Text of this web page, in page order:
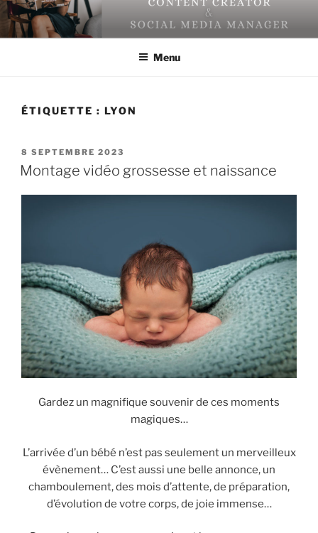
Aller
au
contenu
Menu
ÉTIQUETTE : LYON
PUBLIÉ
LE
8 SEPTEMBRE 2023
Montage vidéo grossesse et naissance
Gardez un magnifique souvenir de ces moments
magiques…
L’arrivée d’un bébé n’est pas seulement un merveilleux
évènement… C’est aussi une belle annonce, un
chamboulement, des mois d’attente, de préparation,
d’évolution de votre corps, de joie immense…